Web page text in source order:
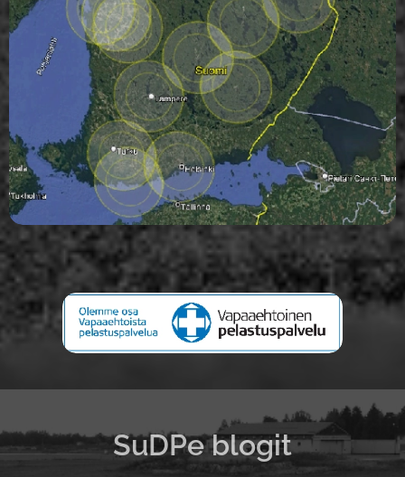
SuDPe blogit